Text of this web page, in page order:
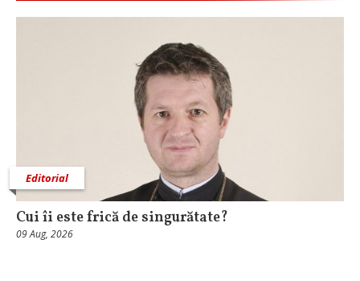
Editorial
Cui îi este frică de singurătate?
09 Aug, 2026